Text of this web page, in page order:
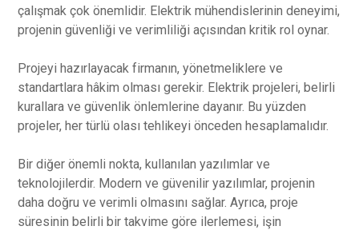
çalışmak çok önemlidir. Elektrik mühendislerinin deneyimi,
projenin güvenliği ve verimliliği açısından kritik rol oynar.
Projeyi hazırlayacak firmanın, yönetmeliklere ve
standartlara hâkim olması gerekir. Elektrik projeleri, belirli
kurallara ve güvenlik önlemlerine dayanır. Bu yüzden
projeler, her türlü olası tehlikeyi önceden hesaplamalıdır.
Bir diğer önemli nokta, kullanılan yazılımlar ve
teknolojilerdir. Modern ve güvenilir yazılımlar, projenin
daha doğru ve verimli olmasını sağlar. Ayrıca, proje
süresinin belirli bir takvime göre ilerlemesi, işin